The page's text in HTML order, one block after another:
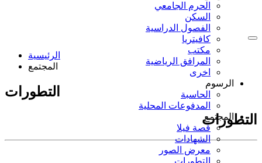
الحرم الجامعي
السكن
الفصول الدراسية
كافيتريا
مكتب
المرافق الرياضية
اخرى
الرسوم
الحاسبة
المدفوعات المحلية
المجتمع
قصة فيلا
الشهادات
معرض الصور
التطورات
الرئيسية
المجتمع
التطورات
التطورات